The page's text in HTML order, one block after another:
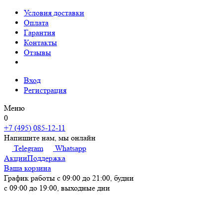
Условия доставки
Оплата
Гарантия
Контакты
Отзывы
Вход
Регистрация
Меню
0
+7 (495) 085-12-11
Напишите нам, мы онлайн
Telegram
Whatsapp
АкцииПоддержка
Ваша корзина
График работы с 09:00 до 21:00, будни
с 09:00 до 19:00, выходные дни